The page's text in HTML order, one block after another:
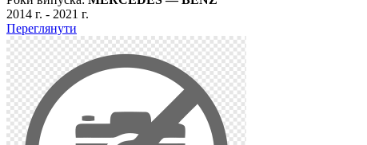
2014 г. - 2021 г.
Переглянути